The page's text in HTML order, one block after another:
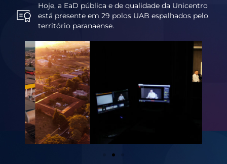
Hoje, a EaD pública e de qualidade da Unicentro
está presente em 29 polos UAB espalhados pelo
território paranaense.